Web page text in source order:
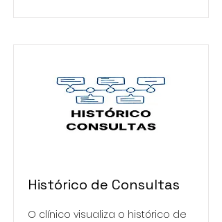
Histórico de Consultas
O clínico visualiza o histórico de